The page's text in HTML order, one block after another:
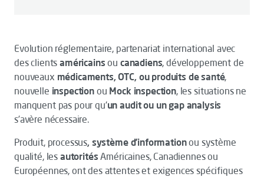
Evolution réglementaire, partenariat international avec
des clientsaméricains ou canadiens, développement de
nouveaux médicaments, OTC, ou produits de santé,
nouvelle inspectionou Mock inspection, les situations ne
manquent pas pour qu'un audit ou un gap analysis
s’avère nécessaire.
Produit, processus, système d’informationou système
qualité, les autoritésAméricaines, Canadiennes ou
Européennes, ont des attentes et exigences spécifiques